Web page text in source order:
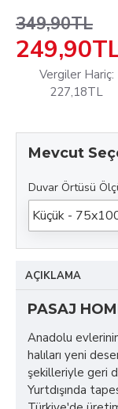
349,90TL
Vergiler Hariç:
227,18TL
Mevcut
Duvar Örtüsü
AÇIKLAMA
PASAJ
Anadolu
halıları yeni
şekilleriyle geri
Yurtdışında